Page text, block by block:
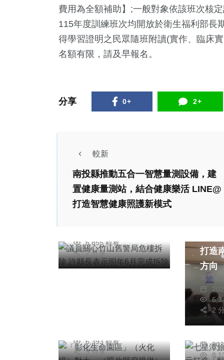
費用為全額補助】;一般對象依該班次核
115年度訓練班次均開放於衛生福利部長
得學習證明之民眾隨班附讀(實作、臨床
名額有限，請及早報名。
分享 0+ 2+
較新
南投縣推動五合一智慧量測設備，建
置健康量測站，結合健康樂活 LINE@
打造智慧健康照護新模式
議員關心竹山舊警局
危樓拆除 許縣長表
示明年6月完成拆除
6,855 觀看
2 分享
打造
方向
陳
2
社會 綜合新聞
健康 文教
6,393 觀看
3 分享
七星
｜
77 +
綜合新聞